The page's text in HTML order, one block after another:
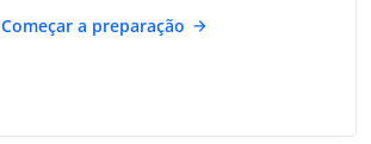
Começar a preparação